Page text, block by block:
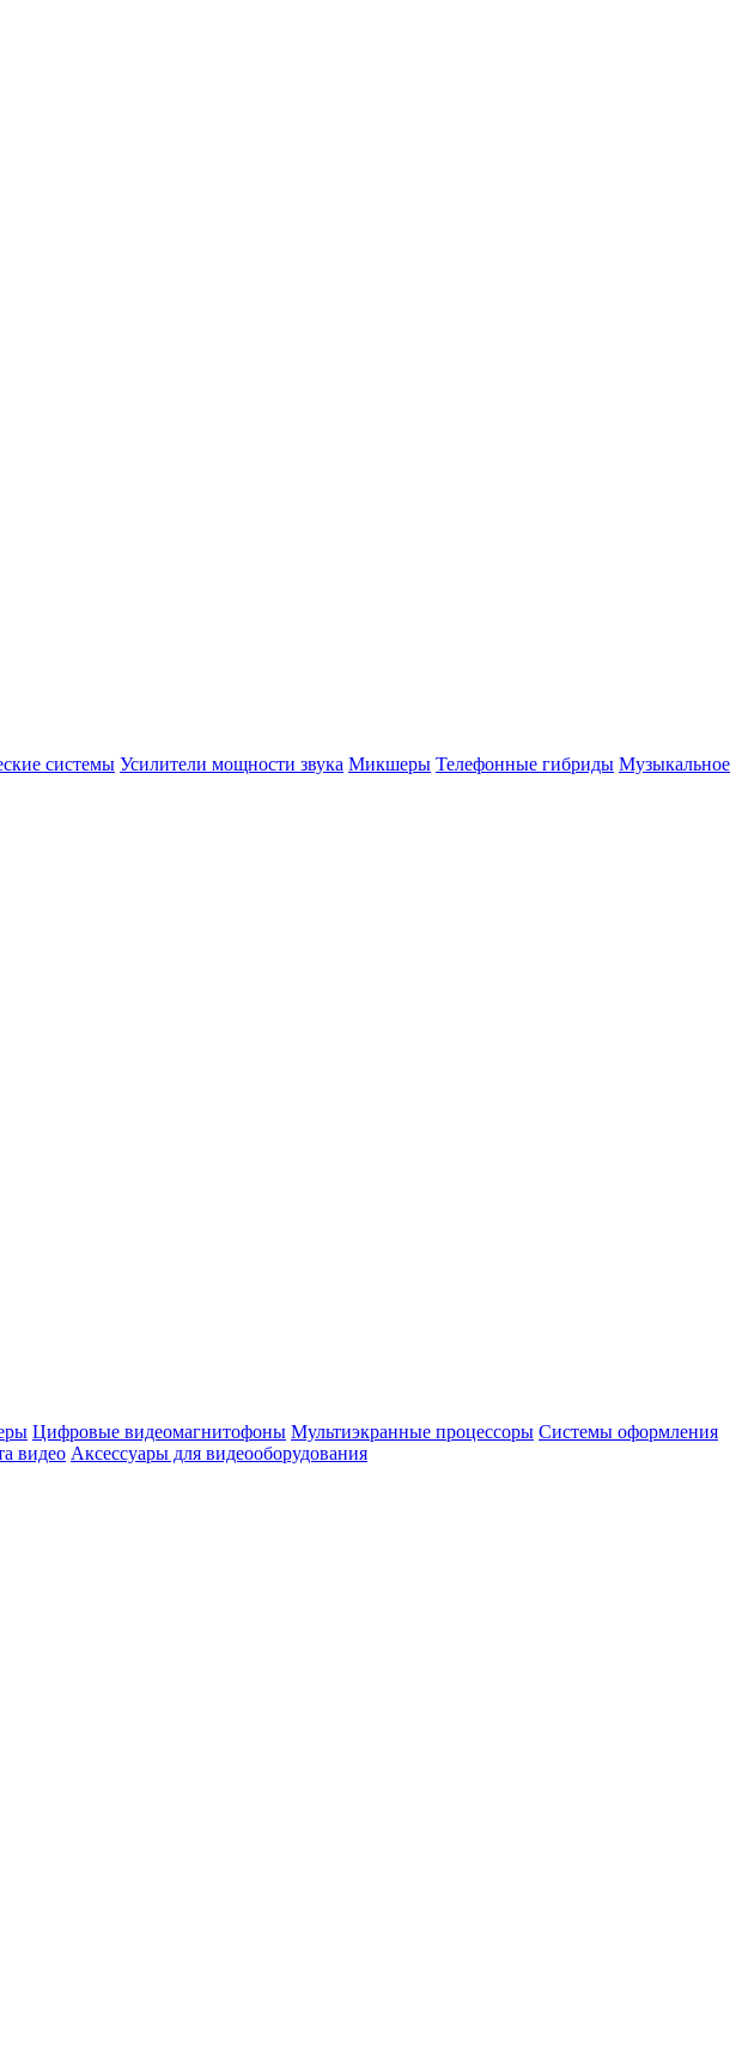
системы Усилители мощности звука Микшеры Телефонные гибриды Музыкальное
Цифровые видеомагнитофоны Мультиэкранные процессоры Системы оформления
видео Аксессуары для видеооборудования